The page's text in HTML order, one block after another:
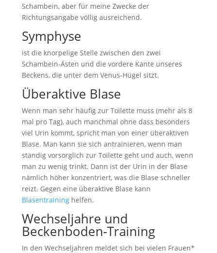
Schambein, aber für meine Zwecke der
Richtungsangabe völlig ausreichend.
Symphyse
ist die knorpelige Stelle zwischen den zwei
Schambein-Ästen und die vordere Kante unseres
Beckens, die unter dem Venus-Hügel sitzt.
Überaktive Blase
Wenn man sehr häufig zur Toilette muss (mehr als 8
mal pro Tag), auch manchmal ohne dass besonders
viel Urin kommt, spricht man von einer überaktiven
Blase. Man kann sie sich antrainieren, wenn man
ständig vorsorglich zur Toilette geht und auch, wenn
man zu wenig trinkt. Dann ist der Urin in der Blase
nämlich höher konzentriert, was die Blase schneller
reizt. Gegen eine überaktive Blase kann
Blasentraininghelfen.
Wechseljahre und
Beckenboden-Training
In den Wechseljahren meldet sich bei vielen Frauen*